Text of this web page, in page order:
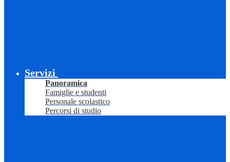
Servizi
Panoramica
Famiglie e studenti
Personale scolastico
Percorsi di studio